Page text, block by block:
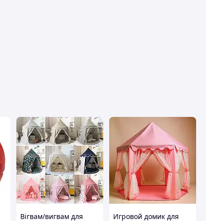
Вігвам/вигвам для
Игровой домик для